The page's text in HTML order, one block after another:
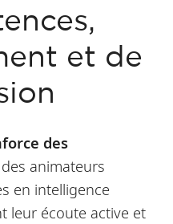
et de
des
des animateurs
en intelligence
leur écoute active et